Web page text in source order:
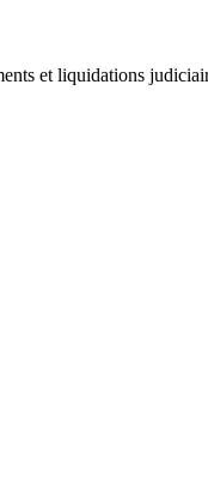
et liquidations